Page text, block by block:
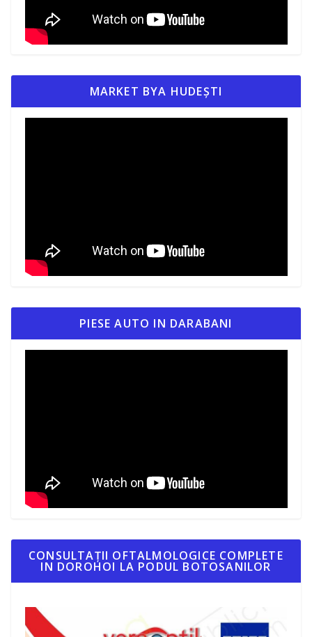
MARKET BYA HUDEȘTI
PIESE AUTO IN DARABANI
CONSULTAȚII OFTALMOLOGICE COMPLETE
IN DOROHOI LA PODUL BOTOSANILOR